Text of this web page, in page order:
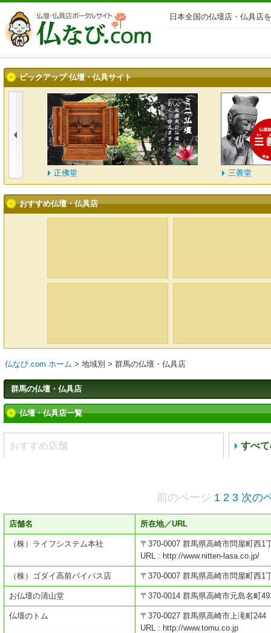
日本全国の仏壇店・仏具店
ピックアップ 仏壇・仏具サイト
正佛堂 三善堂
おすすめ仏壇・仏具店
仏なび.com ホーム > 地域別 > 群馬の仏壇・仏具店
群馬の仏壇・仏具店
仏壇・仏具店一覧
おすすめ店舗 すべ
前のページ 1 2 3 次の
店舗名 所在地／URL
（株）ライフシステム本社
〒370-0007 群馬県高崎市問屋町西1
URL : http://www.nitten-lasa.co.jp/
（株）ゴダイ高前バイパス店 〒370-0007 群馬県高崎市問屋町西1
お仏壇の清山堂 〒370-0014 群馬県高崎市元島名町
仏壇のトム
〒370-0027 群馬県高崎市上滝町244
URL : http://www.tomu.co.jp